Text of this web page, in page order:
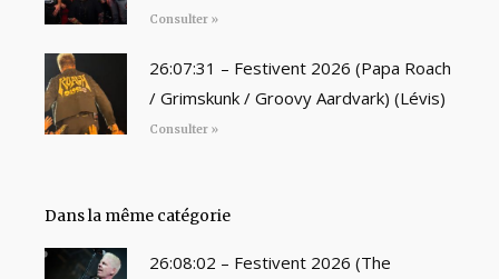
Consulter »
26:07:31 – Festivent 2026 (Papa Roach
/ Grimskunk / Groovy Aardvark) (Lévis)
Consulter »
Dans la même catégorie
26:08:02 – Festivent 2026 (The